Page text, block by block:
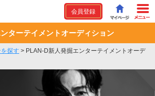
会員登録
ターテイメントオーディション
探す > PLAN-D新人発掘エンターテイメントオーデ